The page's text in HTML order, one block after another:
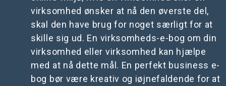
virksomhed ønsker at nå den øverste del,
skal den have brug for noget særligt for at
skille sig ud. En virksomheds-e-bog om din
virksomhed eller virksomhed kan hjælpe
med at nå dette mål. En perfekt business e-
bog bør være kreativ og iøjnefaldende for at